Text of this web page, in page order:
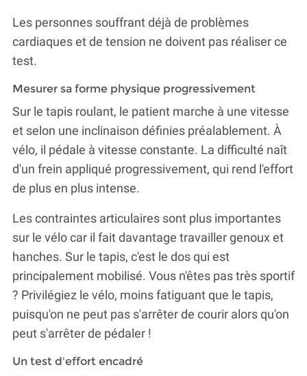
Les personnes souffrant déjà de problèmes
cardiaques et de tension ne doivent pas réaliser ce
test.
Mesurer sa forme physique progressivement
Sur le tapis roulant, le patient marche à une vitesse
et selon une inclinaison définies préalablement. À
vélo, il pédale à vitesse constante. La difficulté naît
d'un frein appliqué progressivement, qui rend l'effort
de plus en plus intense.
Les contraintes articulaires sont plus importantes
sur le vélo car il fait davantage travailler genoux et
hanches. Sur le tapis, c'est le dos qui est
principalement mobilisé. Vous n'êtes pas très sportif
? Privilégiez le vélo, moins fatiguant que le tapis,
puisqu'on ne peut pas s'arrêter de courir alors qu'on
peut s'arrêter de pédaler !
Un test d'effort encadré